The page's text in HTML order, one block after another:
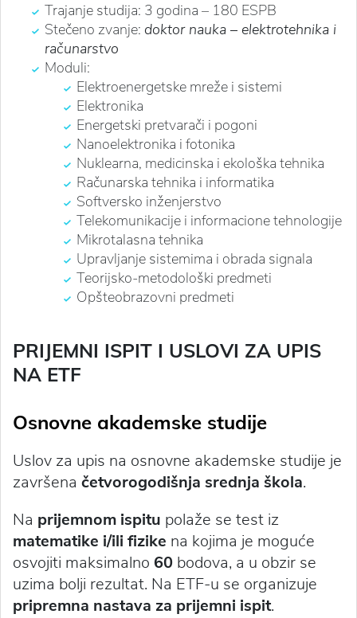
Trajanje studija: 3 godina – 180 ESPB
Stečeno zvanje: doktor nauka – elektrotehnika i
računarstvo
Moduli:
Elektroenergetske mreže i sistemi
Elektronika
Energetski pretvarači i pogoni
Nanoelektronika i fotonika
Nuklearna, medicinska i ekološka tehnika
Računarska tehnika i informatika
Softversko inženjerstvo
Telekomunikacije i informacione tehnologije
Mikrotalasna tehnika
Upravljanje sistemima i obrada signala
Teorijsko-metodološki predmeti
Opšteobrazovni predmeti
PRIJEMNI ISPIT I USLOVI ZA UPIS
NA ETF
Osnovne akademske studije
Uslov za upis na osnovne akademske studije je
završena četvorogodišnja srednja škola.
Na prijemnom ispitu polaže se test iz
matematike i/ili fizike na kojima je moguće
osvojiti maksimalno 60 bodova, a u obzir se
uzima bolji rezultat. Na ETF-u se organizuje
pripremna nastava za prijemni ispit.